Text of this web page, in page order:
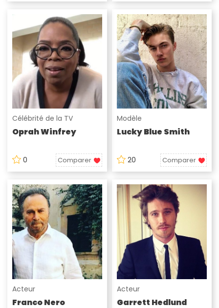
Célébrité de la TV
Oprah Winfrey
0 Comparer
Modèle
Lucky Blue Smith
20 Comparer
Acteur
Franco Nero
Acteur
Garrett Hedlund